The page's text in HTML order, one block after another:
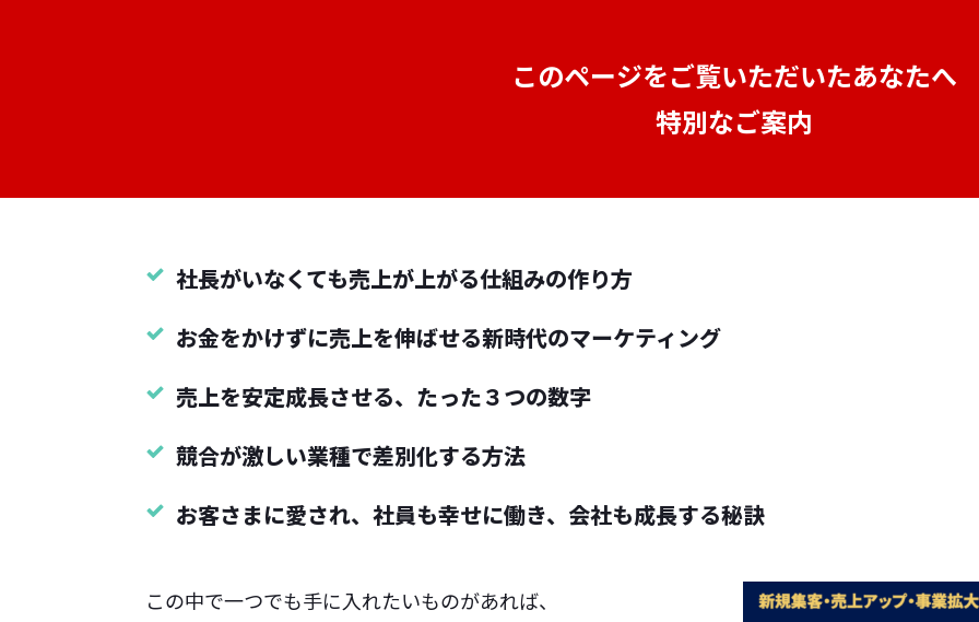
このページをご覧いただいたあなたへ
特別なご案内
社長がいなくても売上が上がる仕組みの作り方
お金をかけずに売上を伸ばせる新時代のマーケティング
売上を安定成長させる、たった３つの数字
競合が激しい業種で差別化する方法
お客さまに愛され、社員も幸せに働き、会社も成長する秘訣
この中で一つでも手に入れたいものがあれば、